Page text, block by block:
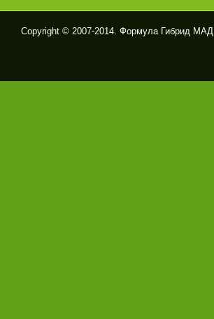
Copyright © 2007-2014. Формула Гибрид